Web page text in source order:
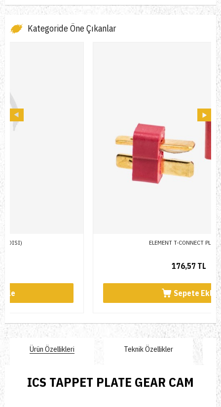
Kategoride Öne Çıkanlar
ELEMENT T-CONNECT PLUG SET
Ürün Özellikleri Teknik Özellikler
ICS TAPPET PLATE GEAR CAM